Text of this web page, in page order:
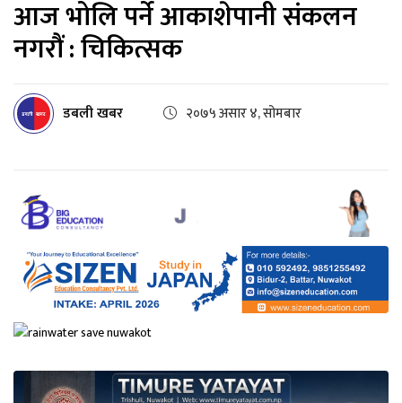
आज भोलि पर्ने आकाशेपानी संकलन
नगरौं : चिकित्सक
डबली खबर २०७५ असार ४, सोमबार